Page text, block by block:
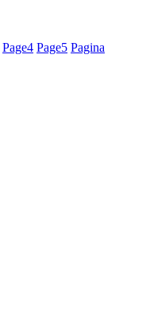
Page4 Page5 Pagina